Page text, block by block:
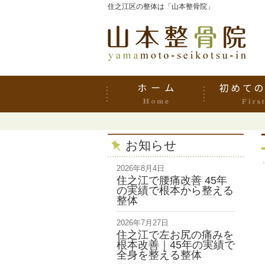
住之江区の整体は「山本整骨院」
お知らせ
2026年8月4日
住之江で腰痛改善 45年
の実績で根本から整える
整体
2026年7月27日
住之江で左お尻の痛みを
根本改善｜45年の実績で
全身を整える整体